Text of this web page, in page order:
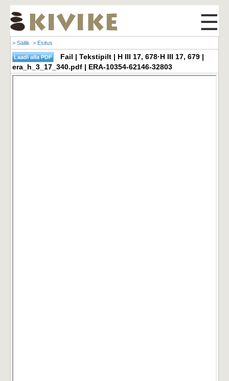
☰
> Säilik > Esitus
Fail | Tekstipilt | H III 17, 678·H III 17, 679 |
era_h_3_17_340.pdf | ERA-10354-62146-32803